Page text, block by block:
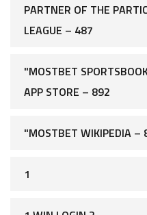
PARTNER OF THE
LEAGUE – 487
"‎MOSTBET
APP STORE – 892
"MOSTBET WIKIPEDIA –
1